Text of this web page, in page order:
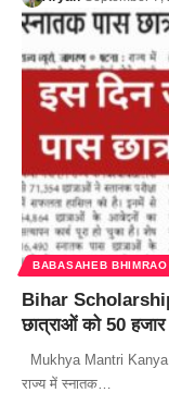
BABASAHEB
Bihar Scholarship
छात्राओं को 50 हजार
Mukhya Mantri
राज्य में स्नातक…